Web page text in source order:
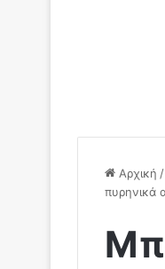
Αρχική /
πυρηνικά